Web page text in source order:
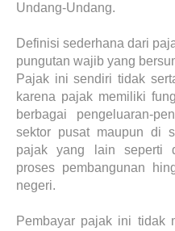
Undang-Undang.
Definisi sederhana dari
pungutan wajib yang
Pajak ini sendiri tidak
karena pajak memiliki
berbagai pengeluaran-
sektor pusat maupun di
pajak yang lain seperti
proses pembangunan
negeri.
Pembayar pajak ini tidak